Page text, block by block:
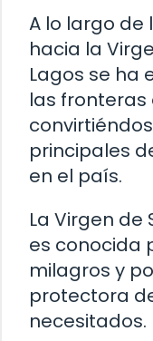
A lo largo de
hacia la
Lagos se ha
las fronteras
principales
en el país.
La Virgen de
es conocida
milagros y
protectora
necesitados.